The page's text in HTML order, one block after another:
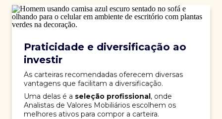
Praticidade e diversificação ao
investir
As carteiras recomendadas oferecem diversas
vantagens que facilitam a diversificação.
Uma delas é a seleção profissional, onde
Analistas de Valores Mobiliários escolhem os
melhores ativos para compor a carteira.